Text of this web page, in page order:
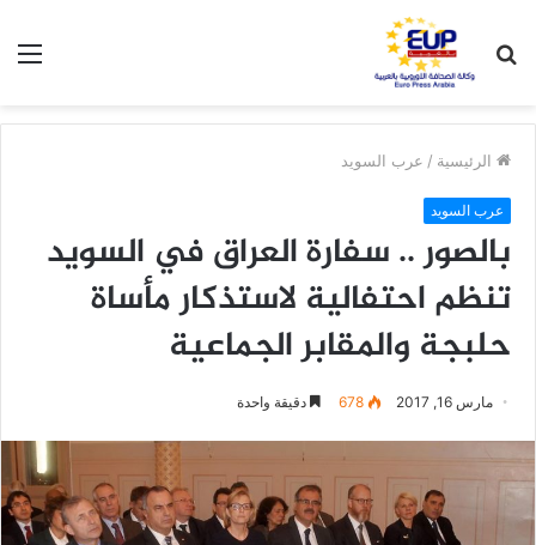
عن
الرئيسية / عرب السويد
عرب السويد
بالصور .. سفارة العراق في السويد
تنظم احتفالية لاستذكار مأساة
حلبجة والمقابر الجماعية
مارس 16, 2017 678 دقيقة واحدة